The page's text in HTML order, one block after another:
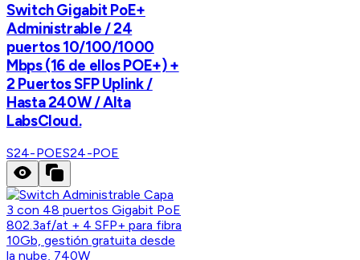
Switch Gigabit PoE+
Administrable / 24
puertos 10/100/1000
Mbps (16 de ellos POE+) +
2 Puertos SFP Uplink /
Hasta 240W / Alta
LabsCloud.
S24-POES24-POE